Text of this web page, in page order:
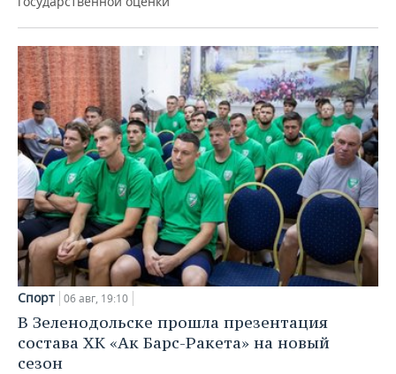
Спорт 06 авг, 19:10
В Зеленодольске прошла презентация
состава ХК «Ак Барс-Ракета» на новый
сезон